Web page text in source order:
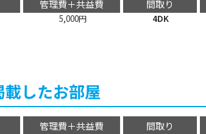
管理費＋共益費 間取り
5,000円 4DK
したお部屋
管理費＋共益費 間取り